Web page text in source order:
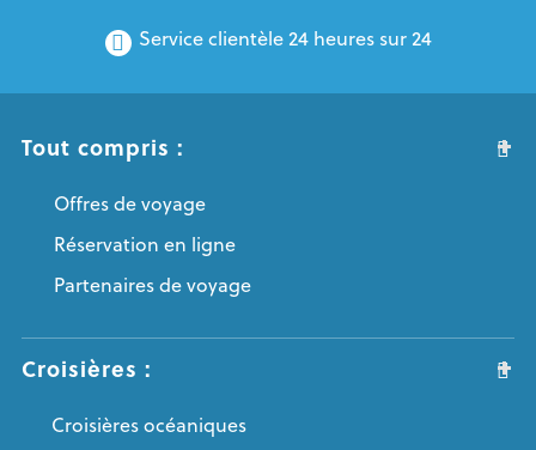
Service clientèle 24 heures sur 24
Tout compris :
Offres de voyage
Réservation en ligne
Partenaires de voyage
Croisières :
Croisières océaniques